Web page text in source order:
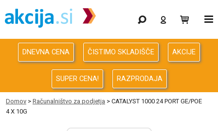
Gaming
Odprodaja
Računalništvo
Računalništvo za podjetja
Avdio Video Foto
DNEVNA CENA ČISTIMO SKLADIŠČE AKCIJE
SUPER CENA! RAZPRODAJA
Domov > Računalništvo za podjetja > CATALYST 1000 24 PORT GE/POE
4 X 10G